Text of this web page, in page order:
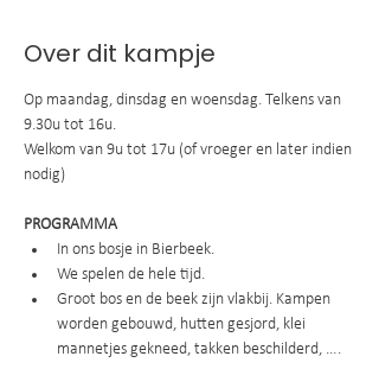
Over dit kampje
Op maandag, dinsdag en woensdag. Telkens van
9.30u tot 16u.
Welkom van 9u tot 17u (of vroeger en later indien
nodig)
PROGRAMMA
In ons bosje in Bierbeek.
We spelen de hele tijd.
Groot bos en de beek zijn vlakbij. Kampen
worden gebouwd, hutten gesjord, klei
mannetjes gekneed, takken beschilderd, ….